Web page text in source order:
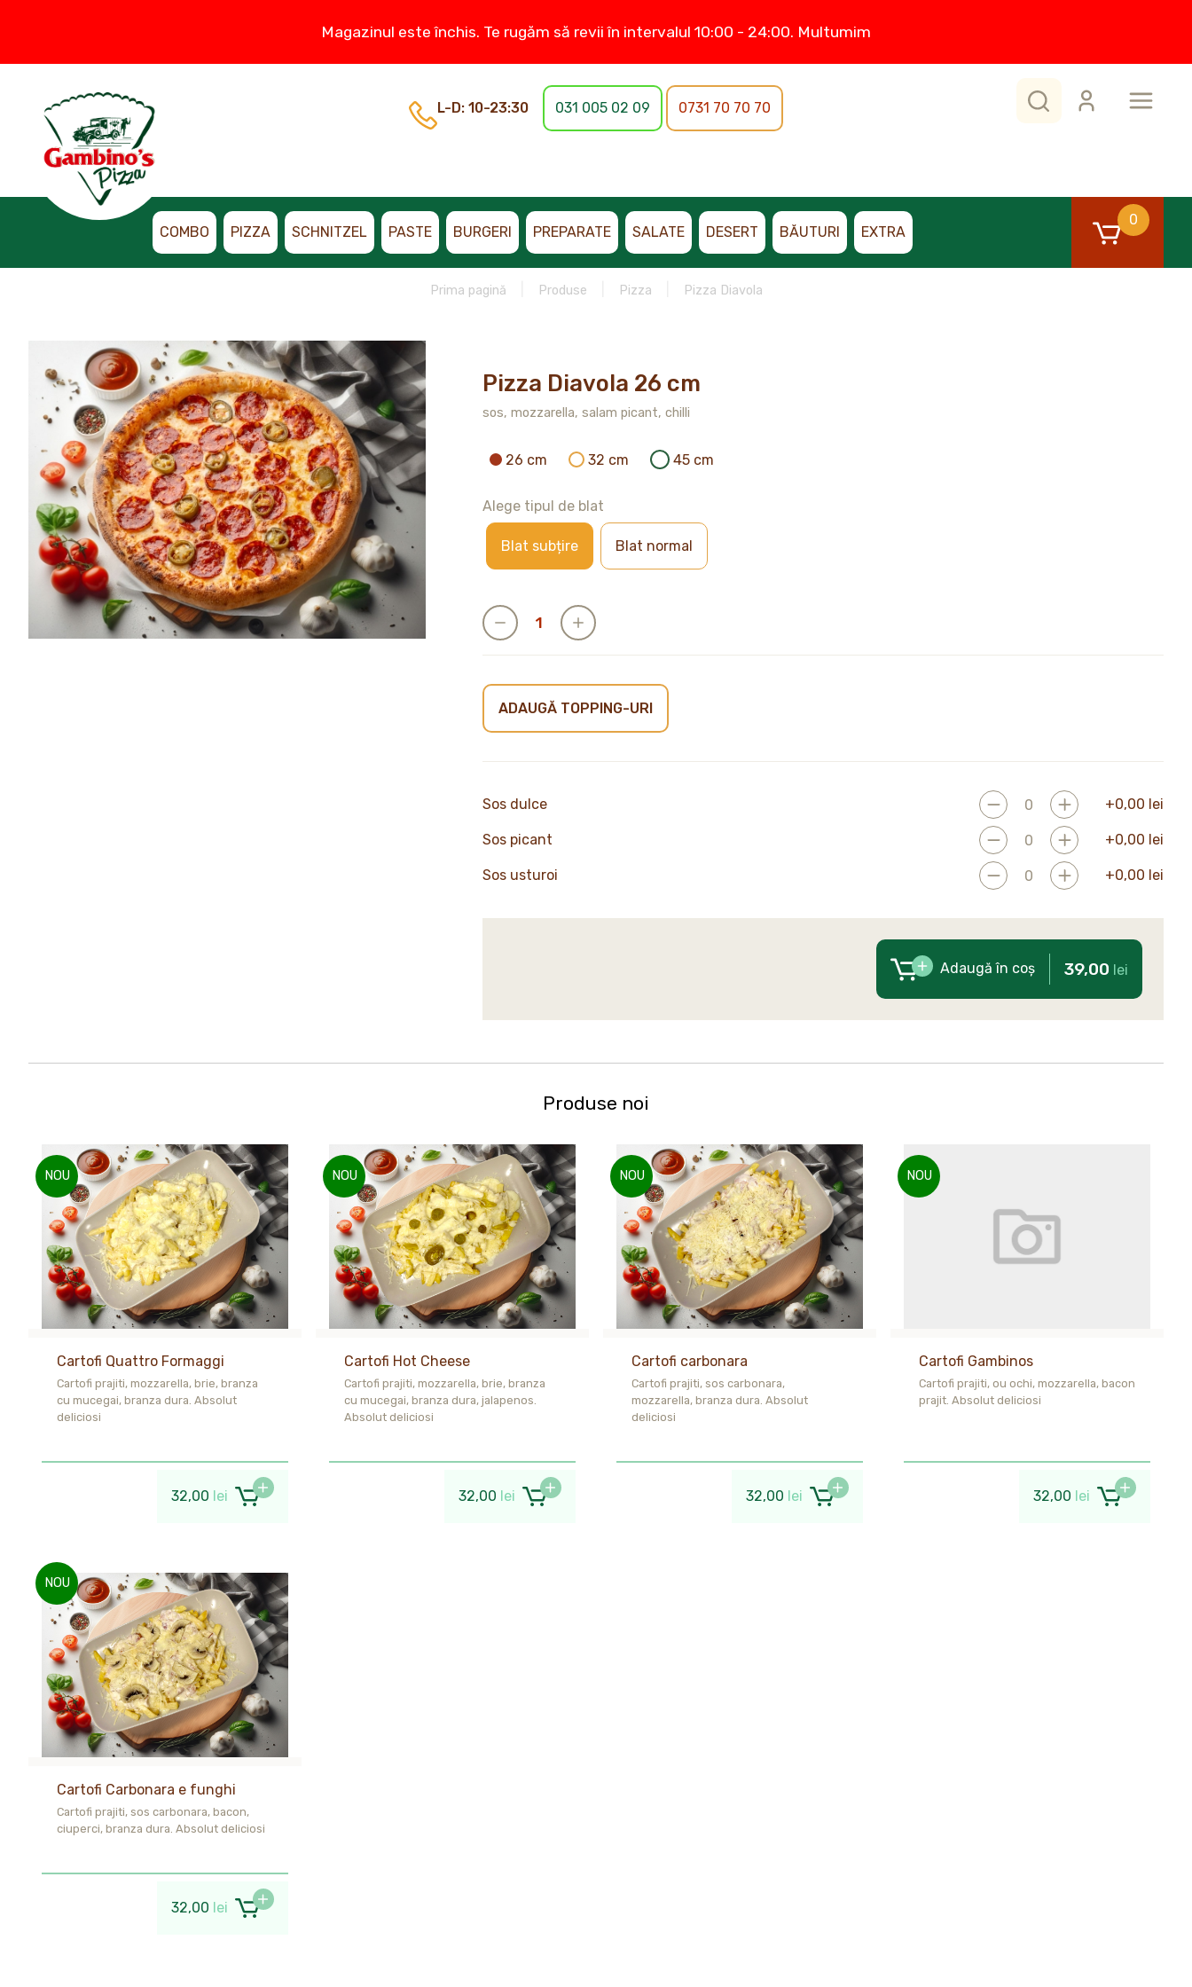
Magazinul este închis. Te rugăm să revii în intervalul 10:00 - 24:00. Multumim
L-D: 10-23:30 031 005 02 09 0731 70 70 70
COMBO PIZZA SCHNITZEL PASTE BURGERI PREPARATE SALATE DESERT BĂUTURI EXTRA
0
Prima pagină Produse Pizza Pizza Diavola
Pizza Diavola 26 cm
sos, mozzarella, salam picant, chilli
26 cm 32 cm 45 cm
Alege tipul de blat
Blat subțire Blat normal
ADAUGĂ TOPPING-URI
Sos dulce +0,00 lei
Sos picant +0,00 lei
Sos usturoi +0,00 lei
Adaugă în coș 39,00 lei
Produse noi
NOU
Cartofi Quattro Formaggi
Cartofi prajiti, mozzarella, brie, branza
cu mucegai, branza dura. Absolut
deliciosi
32,00 lei
NOU
Cartofi Hot Cheese
Cartofi prajiti, mozzarella, brie, branza
cu mucegai, branza dura, jalapenos.
Absolut deliciosi
32,00 lei
NOU
Cartofi carbonara
Cartofi prajiti, sos carbonara,
mozzarella, branza dura. Absolut
deliciosi
32,00 lei
NOU
Cartofi Gambinos
Cartofi prajiti, ou ochi, mozzarella, bacon
prajit. Absolut deliciosi
32,00 lei
NOU
Cartofi Carbonara e funghi
Cartofi prajiti, sos carbonara, bacon,
ciuperci, branza dura. Absolut deliciosi
32,00 lei